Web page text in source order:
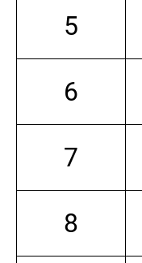
5
6
7
8